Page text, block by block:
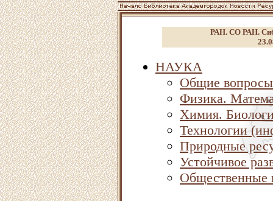
РАН. СО РАН.
НАУКА
Общие вопросы
Физика.
Химия.
Технологии
Природные
Устойчивое
Общественные